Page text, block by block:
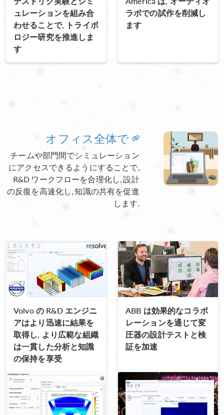
ュレーションを組み合
わせることで, トライボ
ロジー研究を推進しま
す
ラボでの試作を削減し
ます
オフィス全体で
チームや部門間でシミュレーション
にアクセスできるようにすることで,
R&D ワークフローを合理化し, 設計
の反復を高速化し, 知識の共有を促進
します.
Volvo の R&D エンジニ
アはより迅速に結果を
取得し, より広範な組織
は一貫した分析と知識
の保持を享受
ABB は効果的なコラボ
レーションを通じて変
圧器の設計テストと検
証を加速